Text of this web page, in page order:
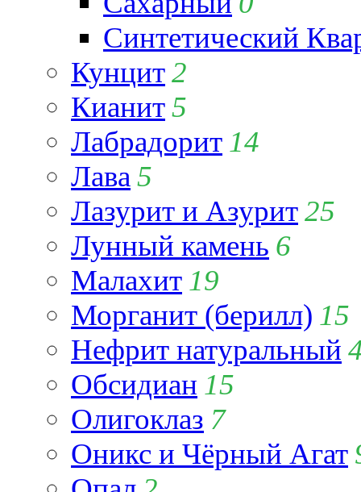
Синтетический
Кунцит2
Кианит5
Лабрадорит 14
Лава 5
Лазурит и Азурит25
Лунный камень 6
Малахит 19
Морганит (берилл) 15
Нефрит натуральный
Обсидиан 15
Олигоклаз 7
Оникс и Чёрный Агат